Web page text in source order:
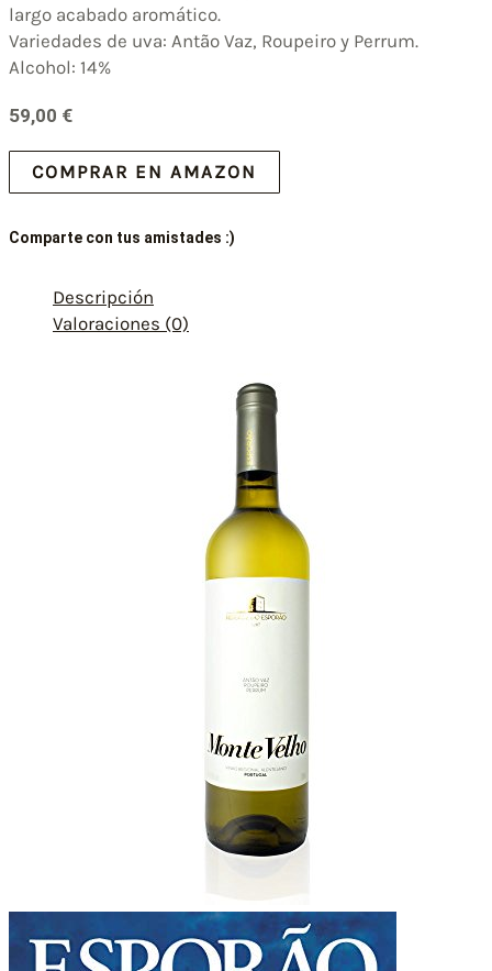
largo acabado aromático.
Variedades de uva: Antão Vaz, Roupeiro y Perrum.
Alcohol: 14%
59,00 €
COMPRAR EN AMAZON
Comparte con tus amistades :)
Descripción
Valoraciones (0)